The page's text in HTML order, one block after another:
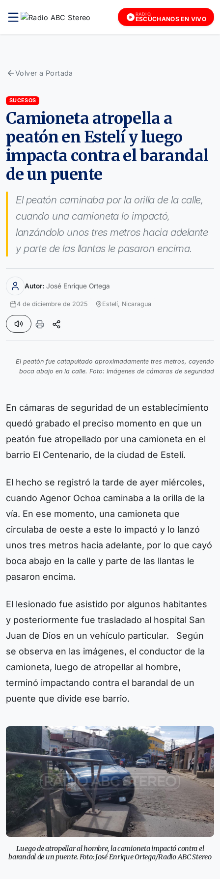
RADIO
ESCÚCHANOS EN VIVO
Volver a Portada
SUCESOS
Camioneta atropella a
peatón en Estelí y luego
impacta contra el barandal
de un puente
El peatón caminaba por la orilla de la calle,
cuando una camioneta lo impactó,
lanzándolo unos tres metros hacia adelante
y parte de las llantas le pasaron encima.
Autor: José Enrique Ortega
4 de diciembre de 2025 Estelí, Nicaragua
El peatón fue catapultado aproximadamente tres metros, cayendo
boca abajo en la calle. Foto: Imágenes de cámaras de seguridad
En cámaras de seguridad de un establecimiento
quedó grabado el preciso momento en que un
peatón fue atropellado por una camioneta en el
barrio El Centenario, de la ciudad de Estelí.
El hecho se registró la tarde de ayer miércoles,
cuando Agenor Ochoa caminaba a la orilla de la
vía. En ese momento, una camioneta que
circulaba de oeste a este lo impactó y lo lanzó
unos tres metros hacia adelante, por lo que cayó
boca abajo en la calle y parte de las llantas le
pasaron encima.
El lesionado fue asistido por algunos habitantes
y posteriormente fue trasladado al hospital San
Juan de Dios en un vehículo particular. Según
se observa en las imágenes, el conductor de la
camioneta, luego de atropellar al hombre,
terminó impactando contra el barandal de un
puente que divide ese barrio.
Luego de atropellar al hombre, la camioneta impactó contra el
barandal de un puente. Foto: José Enrique Ortega/Radio ABC Stereo